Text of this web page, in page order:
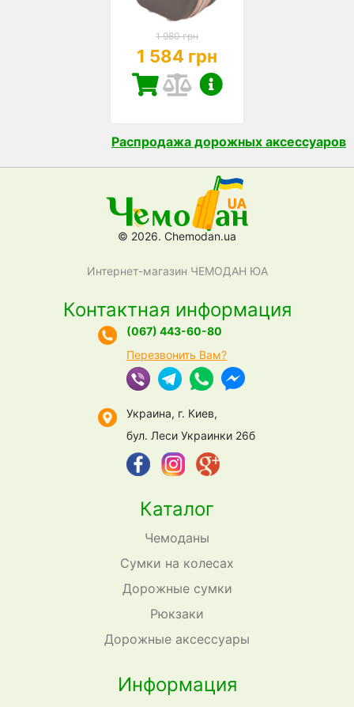
1 980 грн
1 584 грн
Распродажа дорожных аксессуаров
© 2026. Chemodan.ua
Интернет-магазин ЧЕМОДАН ЮА
Каталог
Чемоданы
Сумки на колесах
Дорожные сумки
Рюкзаки
Дорожные аксессуары
Информация
Контактная информация
(067) 443-60-80
Перезвонить Вам?
Украина, г. Киев,
бул. Леси Украинки 26б